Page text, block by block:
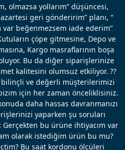
olmazsa yollarım” düşüncesi,
geri gönderirim” planı, “
var beğenmezsem iade ederim”
çöpe gitmesine, Depo ve
Kargo masraflarının boşa
Bu da diğer siparişlerinize
kalitesini olumsuz etkiliyor. ??
bilinçli ve değerli müşterilerimizi
için her zaman önceliklisiniz.
daha hassas davranmanızı
yaparken şu soruları
bu ürüne ihtiyacım var
olarak istediğim ürün bu mu?
Bu saat kordonu ölçüleri